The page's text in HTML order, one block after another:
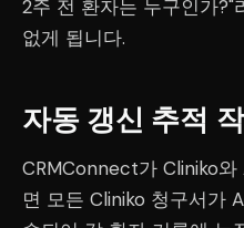
2주 전 환자는 누구인가?"
없게 됩니다.
자동 갱신 추적
CRMConnect가 Cliniko
면 모든 Cliniko 청구서가